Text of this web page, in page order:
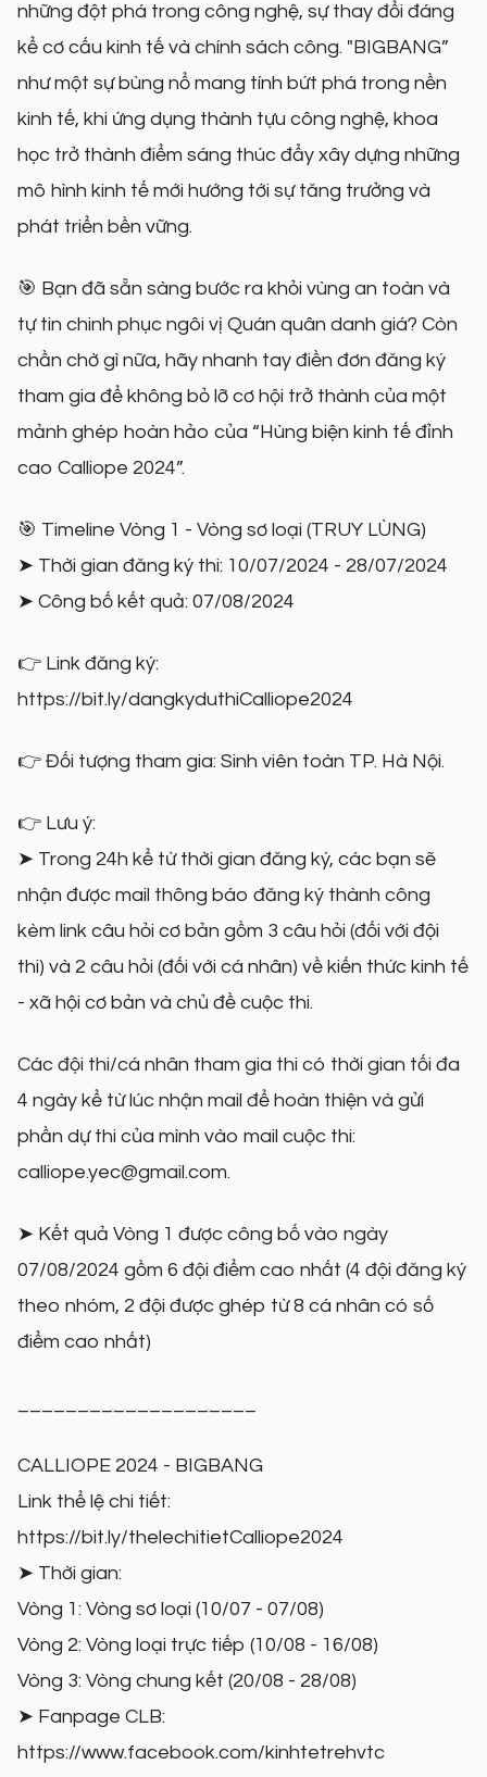
những đột phá trong công nghệ, sự thay đổi đáng
kể cơ cấu kinh tế và chính sách công. "BIGBANG”
như một sự bùng nổ mang tính bứt phá trong nền
kinh tế, khi ứng dụng thành tựu công nghệ, khoa
học trở thành điểm sáng thúc đẩy xây dựng những
mô hình kinh tế mới hướng tới sự tăng trưởng và
phát triển bền vững.
🎯 Bạn đã sẵn sàng bước ra khỏi vùng an toàn và
tự tin chinh phục ngôi vị Quán quân danh giá? Còn
chần chờ gì nữa, hãy nhanh tay điền đơn đăng ký
tham gia để không bỏ lỡ cơ hội trở thành của một
mảnh ghép hoàn hảo của “Hùng biện kinh tế đỉnh
cao Calliope 2024”.
🎯 Timeline Vòng 1 - Vòng sơ loại (TRUY LÙNG)
➤ Thời gian đăng ký thi: 10/07/2024 - 28/07/2024
➤ Công bố kết quả: 07/08/2024
👉 Link đăng ký:
https://bit.ly/dangkyduthiCalliope2024
👉 Đối tượng tham gia: Sinh viên toàn TP. Hà Nội.
👉 Lưu ý:
➤ Trong 24h kể từ thời gian đăng ký, các bạn sẽ
nhận được mail thông báo đăng ký thành công
kèm link câu hỏi cơ bản gồm 3 câu hỏi (đối với đội
thi) và 2 câu hỏi (đối với cá nhân) về kiến thức kinh tế
- xã hội cơ bản và chủ đề cuộc thi.
Các đội thi/cá nhân tham gia thi có thời gian tối đa
4 ngày kể từ lúc nhận mail để hoàn thiện và gửi
phần dự thi của mình vào mail cuộc thi:
calliope.yec@gmail.com.
➤ Kết quả Vòng 1 được công bố vào ngày
07/08/2024 gồm 6 đội điểm cao nhất (4 đội đăng ký
theo nhóm, 2 đội được ghép từ 8 cá nhân có số
điểm cao nhất)
CALLIOPE 2024 - BIGBANG
Link thể lệ chi tiết:
https://bit.ly/thelechitietCalliope2024
➤ Thời gian:
Vòng 1: Vòng sơ loại (10/07 - 07/08)
Vòng 2: Vòng loại trực tiếp (10/08 - 16/08)
Vòng 3: Vòng chung kết (20/08 - 28/08)
➤ Fanpage CLB:
https://www.facebook.com/kinhtetrehvtc